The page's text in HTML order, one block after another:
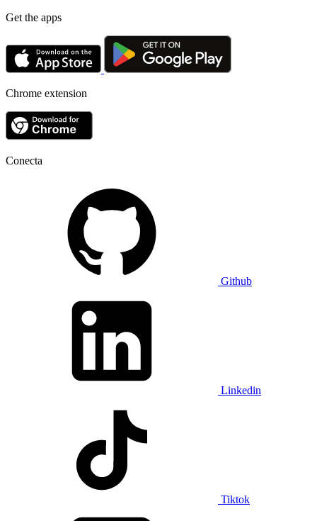
Get the apps
Chrome extension
Conecta
Github
Linkedin
Tiktok